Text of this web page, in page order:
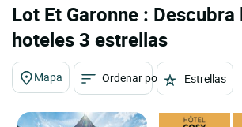
Lot Et Garonne :
hoteles 3 estrellas
Mapa Ordenar por Estrellas